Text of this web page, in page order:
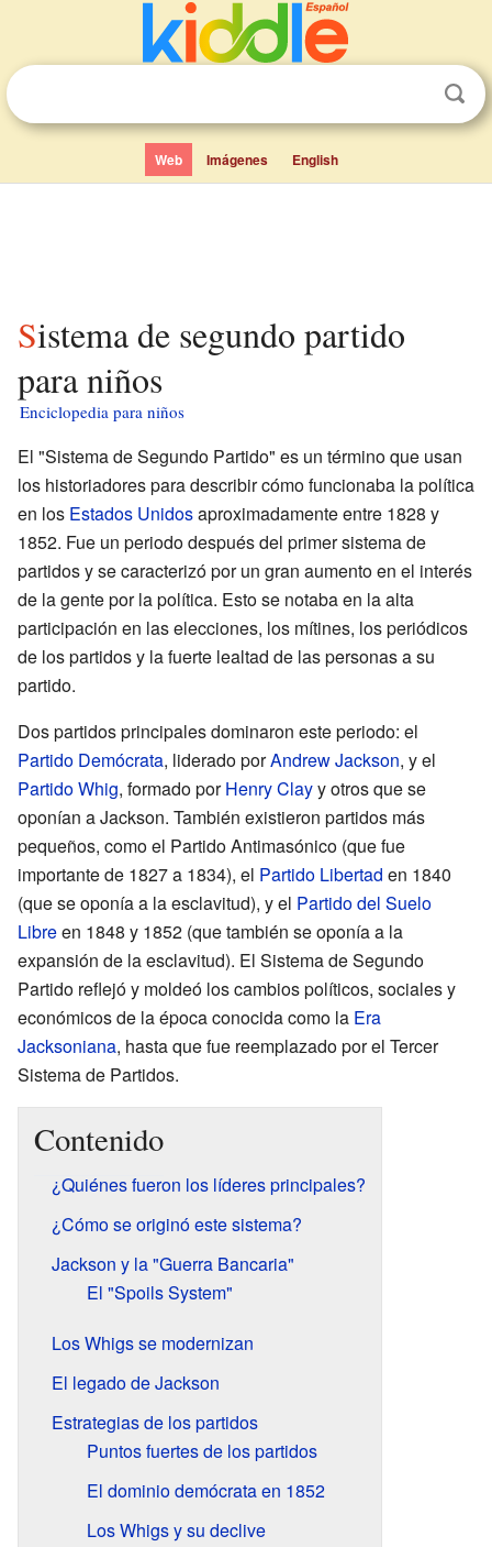
Web Imágenes English
Sistema de segundo partido
para niños
Enciclopedia para niños
El "Sistema de Segundo Partido" es un término que usan
los historiadores para describir cómo funcionaba la política
en los Estados Unidosaproximadamente entre 1828 y
1852. Fue un periodo después del primer sistema de
partidos y se caracterizó por un gran aumento en el interés
de la gente por la política. Esto se notaba en la alta
participación en las elecciones, los mítines, los periódicos
de los partidos y la fuerte lealtad de las personas a su
partido.
Dos partidos principales dominaron este periodo: el
Partido Demócrata, liderado porAndrew Jackson, y el
Partido Whig, formado porHenry Clayy otros que se
oponían a Jackson. También existieron partidos más
pequeños, como el Partido Antimasónico (que fue
importante de 1827 a 1834), el Partido Libertad en 1840
(que se oponía a la esclavitud), y el Partido del Suelo
Libreen 1848 y 1852 (que también se oponía a la
expansión de la esclavitud). El Sistema de Segundo
Partido reflejó y moldeó los cambios políticos, sociales y
económicos de la época conocida como la Era
Jacksoniana, hasta que fue reemplazado por el Tercer
Sistema de Partidos.
Contenido
¿Quiénes fueron los líderes principales?
¿Cómo se originó este sistema?
Jackson y la "Guerra Bancaria"
El "Spoils System"
Los Whigs se modernizan
El legado de Jackson
Estrategias de los partidos
Puntos fuertes de los partidos
El dominio demócrata en 1852
Los Whigs y su declive